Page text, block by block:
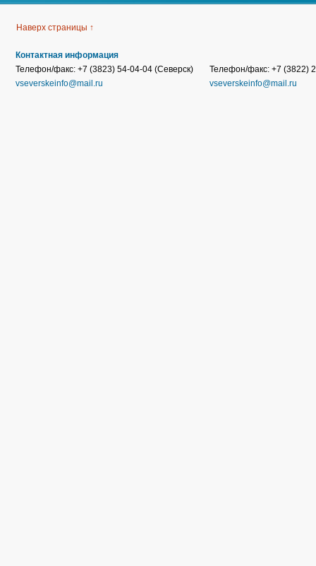
Наверх страницы ↑
Контактная информация
Телефон/факс: +7 (3823) 54-04-04 (Северск)
vseverskeinfo@mail.ru
Телефон/факс: +7 (3822)
vseverskeinfo@mail.ru